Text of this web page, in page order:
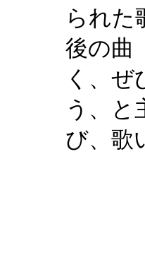
られた
後の曲
く、
う、と
び、歌